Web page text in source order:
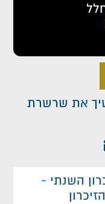
את שרשרת
השנתי -